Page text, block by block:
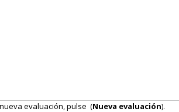
evaluación, pulse (Nueva evaluación).